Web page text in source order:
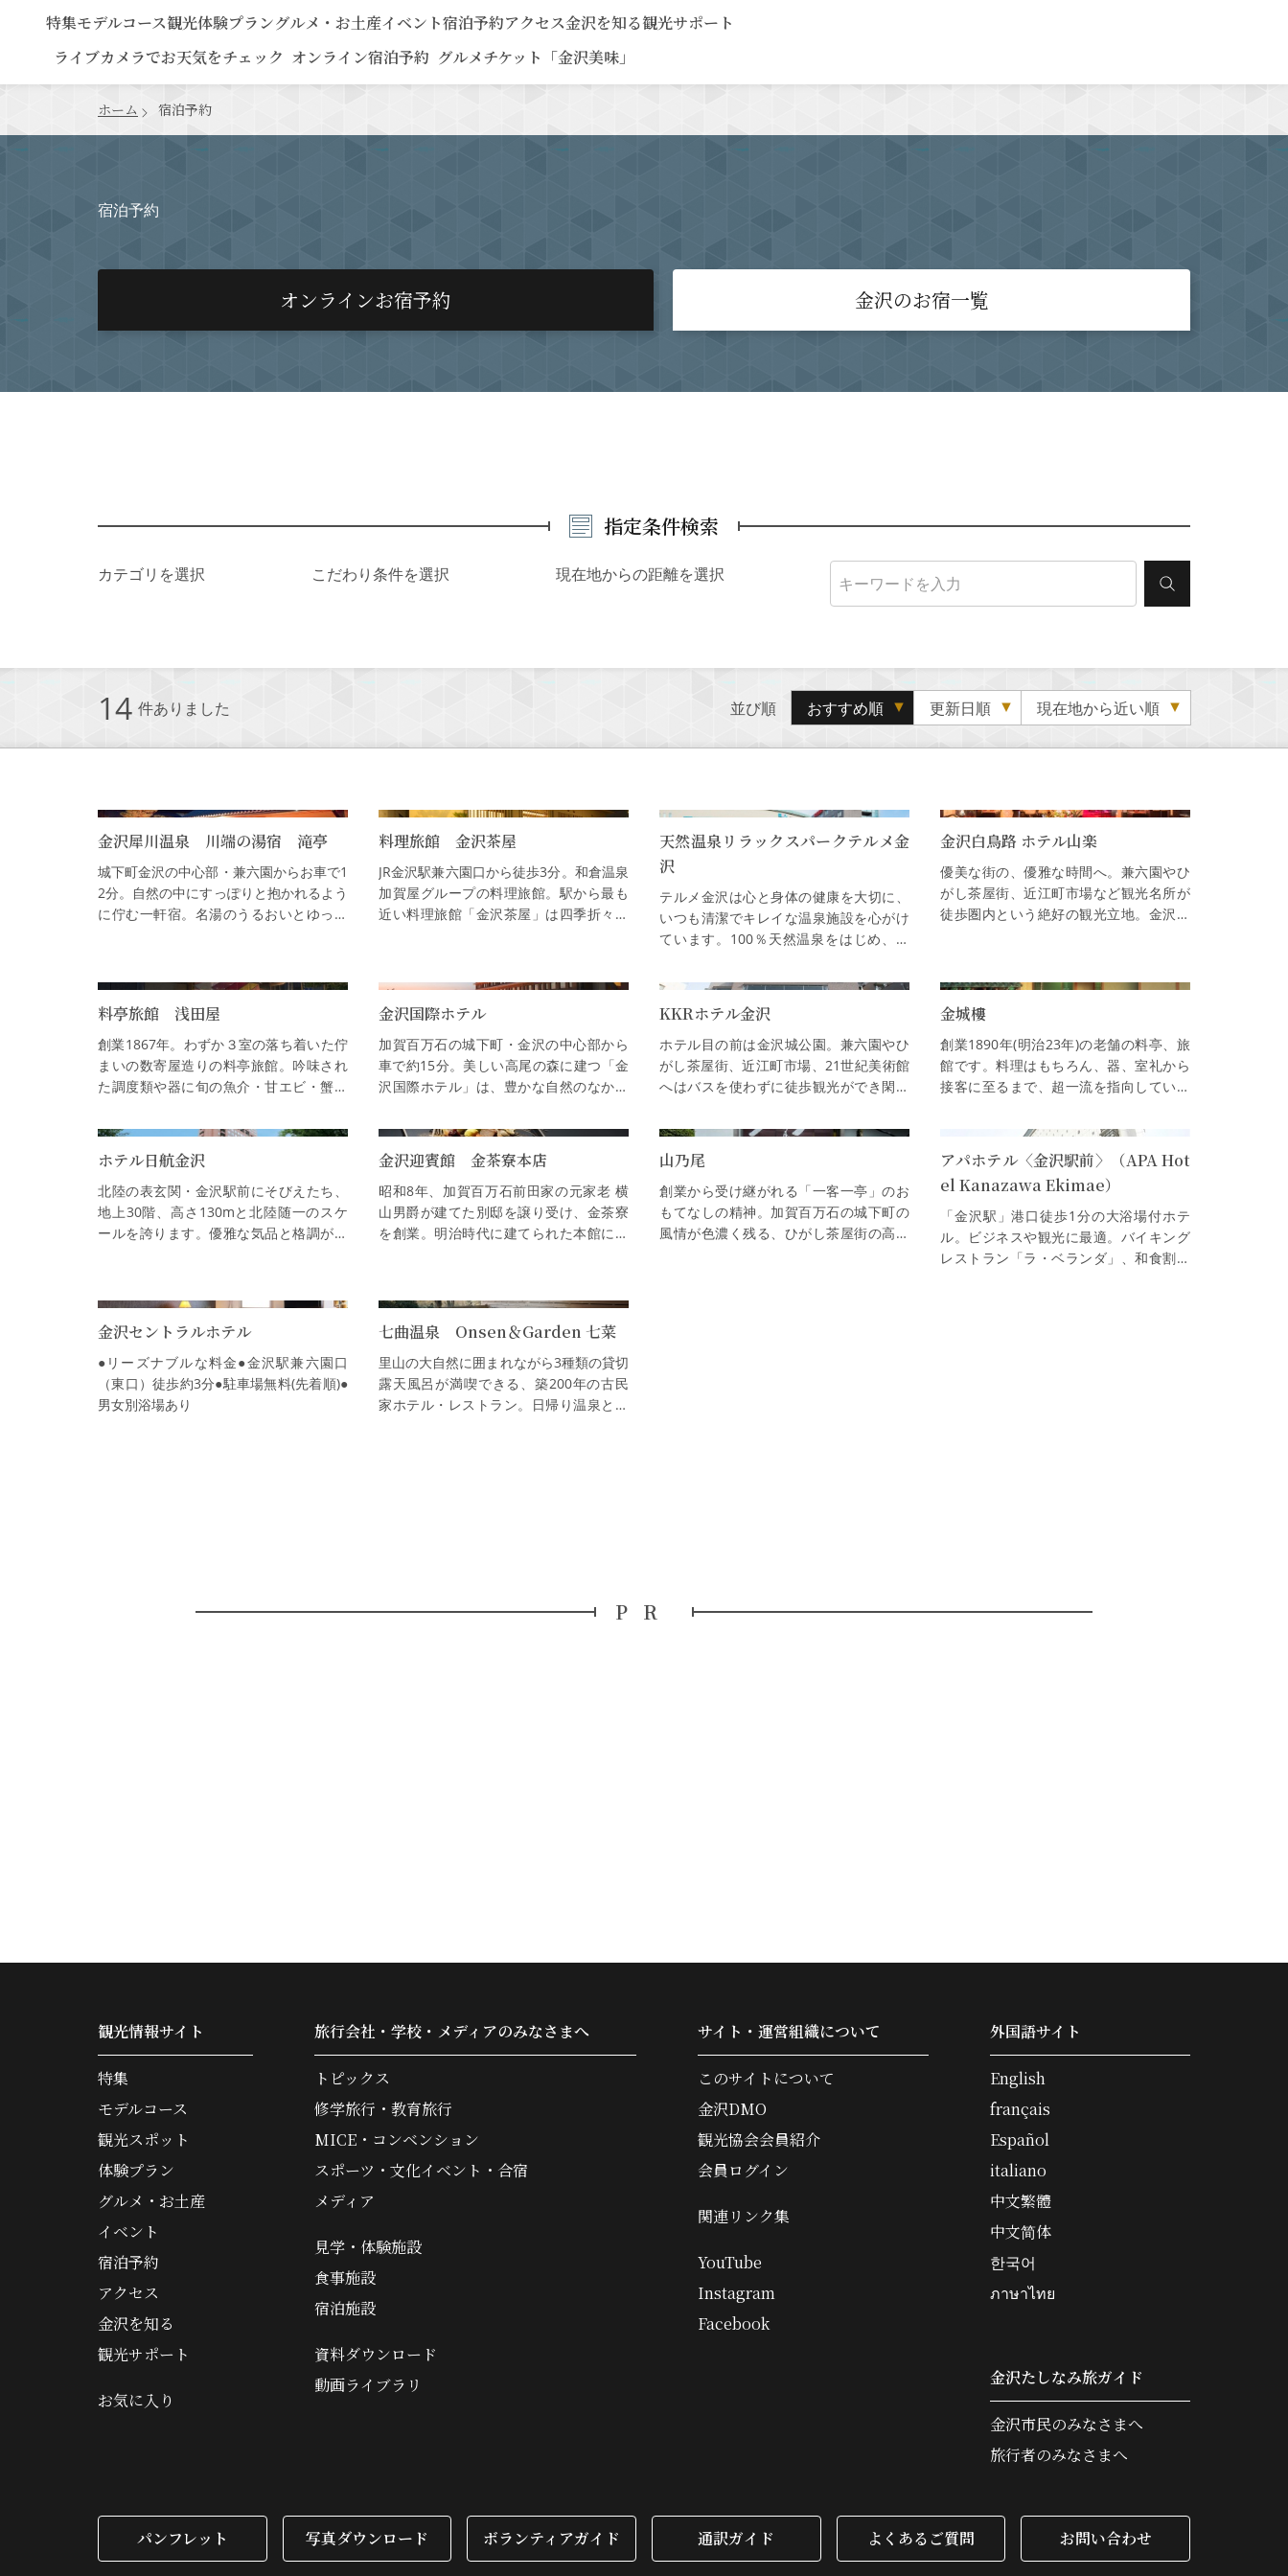
特集モデルコース観光体験プラングルメ・お土産イベント宿泊予約アクセス金沢を知る観光サポート
ライブカメラでお天気をチェック オンライン宿泊予約 グルメチケット「金沢美味」
ホーム 宿泊予約
宿泊予約
オンラインお宿予約 金沢のお宿一覧
指定条件検索
カテゴリを選択 こだわり条件を選択 現在地からの距離を選択
14 件ありました 並び順 おすすめ順 更新日順 現在地から近い順
金沢犀川温泉 川端の湯宿 滝亭
城下町金沢の中心部・兼六園からお車で1
2分。自然の中にすっぽりと抱かれるよう
に佇む一軒宿。名湯のうるおいとゆった
料理旅館 金沢茶屋
JR金沢駅兼六園口から徒歩3分。和倉温泉
加賀屋グループの料理旅館。駅から最も
近い料理旅館「金沢茶屋」は四季折々の
天然温泉リラックスパークテルメ金
沢
テルメ金沢は心と身体の健康を大切に、
いつも清潔でキレイな温泉施設を心がけ
ています。100％天然温泉をはじめ、エ
る充実の施設。旅の途中に。日常の合…
金沢白鳥路 ホテル山楽
優美な街の、優雅な時間へ。兼六園やひ
がし茶屋街、近江町市場など観光名所が
徒歩圏内という絶好の観光立地。金沢城
料亭旅館 浅田屋
創業1867年。わずか３室の落ち着いた佇
まいの数寄屋造りの料亭旅館。吟味され
た調度類や器に旬の魚介・甘エビ・蟹・
の素材を盛り込んで浅田屋ならではの…
金沢国際ホテル
加賀百万石の城下町・金沢の中心部から
車で約15分。美しい高尾の森に建つ「金
沢国際ホテル」は、豊かな自然のなか、
トホテル。多彩で充実した施設と洗練…
KKRホテル金沢
ホテル目の前は金沢城公園。兼六園やひ
がし茶屋街、近江町市場、21世紀美術館
へはバスを使わずに徒歩観光ができ閑静
室は洋室、バリアフリールームや小さ…
金城樓
創業1890年(明治23年)の老舗の料亭、旅
館です。料理はもちろん、器、室礼から
接客に至るまで、超一流を指向していま
6:00、チェックアウト11:00ですので…
ホテル日航金沢
北陸の表玄関・金沢駅前にそびえたち、
地上30階、高さ130mと北陸随一のスケ
ールを誇ります。優雅な気品と格調が漂
し…
金沢迎賓館 金茶寮本店
昭和8年、加賀百万石前田家の元家老 横
山男爵が建てた別邸を譲り受け、金茶寮
を創業。明治時代に建てられた本館に加
山乃尾
創業から受け継がれる「一客一亭」のお
もてなしの精神。加賀百万石の城下町の
風情が色濃く残る、ひがし茶屋街の高台
アパホテル〈金沢駅前〉（APA Hot
el Kanazawa Ekimae）
「金沢駅」港口徒歩1分の大浴場付ホテ
ル。ビジネスや観光に最適。バイキング
レストラン「ラ・ベランダ」、和食割烹
金沢セントラルホテル
●リーズナブルな料金●金沢駅兼六園口
（東口）徒歩約3分●駐車場無料(先着順)●
男女別浴場あり
七曲温泉 Onsen＆Garden 七菜
里山の大自然に囲まれながら3種類の貸切
露天風呂が満喫できる、築200年の古民
家ホテル・レストラン。日帰り温泉とジ
PR
観光情報サイト
特集
モデルコース
観光スポット
体験プラン
グルメ・お土産
イベント
宿泊予約
アクセス
金沢を知る
観光サポート
お気に入り
旅行会社・学校・メディアのみなさまへ
トピックス
修学旅行・教育旅行
MICE・コンベンション
スポーツ・文化イベント・合宿
メディア
見学・体験施設
食事施設
宿泊施設
資料ダウンロード
動画ライブラリ
サイト・運営組織について
このサイトについて
金沢DMO
観光協会会員紹介
会員ログイン
関連リンク集
YouTube
Instagram
Facebook
外国語サイト
English
français
Español
italiano
中文繁體
中文简体
한국어
ภาษาไทย
金沢たしなみ旅ガイド
金沢市民のみなさまへ
旅行者のみなさまへ
パンフレット 写真ダウンロード ボランティアガイド 通訳ガイド よくあるご質問 お問い合わせ